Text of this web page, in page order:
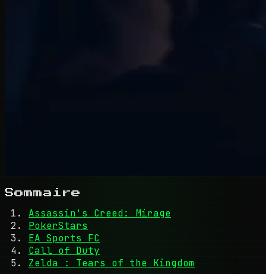
Sommaire
Assassin's Creed: Mirage
PokerStars
EA Sports FC
Call of Duty
Zelda : Tears of the Kingdom